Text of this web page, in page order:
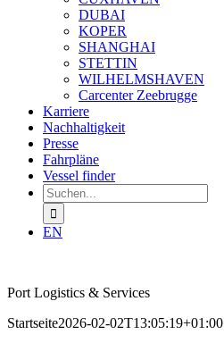
DUBAI
KOPER
SHANGHAI
STETTIN
WILHELMSHAVEN
Carcenter Zeebrugge
Karriere
Nachhaltigkeit
Presse
Fahrpläne
Vessel finder
Suchen
nach:
EN
Port Logistics & Services
Startseite2026-02-02T13:05:19+01:00